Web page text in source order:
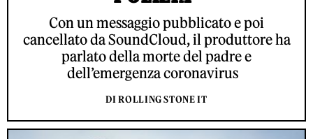
Con un messaggio pubblicato e poi
cancellato da SoundCloud, il produttore ha
parlato della morte del padre e
dell’emergenza coronavirus
DI ROLLING STONE IT